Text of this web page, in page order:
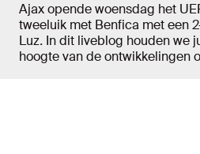
Ajax opende woensdag het
tweeluik met Benfica met een
Luz. In dit liveblog houden we
hoogte van de ontwikkelingen